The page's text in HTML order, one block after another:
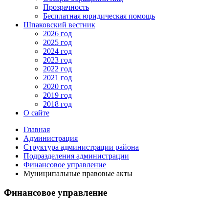
Прозрачность
Бесплатная юридическая помощь
Шпаковский вестник
2026 год
2025 год
2024 год
2023 год
2022 год
2021 год
2020 год
2019 год
2018 год
О сайте
Главная
Администрация
Структура администрации района
Подразделения администрации
Финансовое управление
Муниципальные правовые акты
Финансовое управление